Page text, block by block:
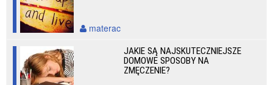
materac
JAKIE SĄ NAJSKUTECZNIEJSZE
DOMOWE SPOSOBY NA
ZMĘCZENIE?